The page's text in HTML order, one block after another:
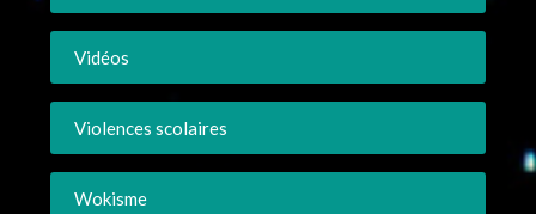
Vidéos
Violences scolaires
Wokisme